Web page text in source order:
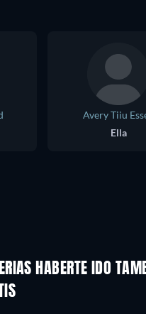
Avery Tiiu
Ella
HABERTE IDO